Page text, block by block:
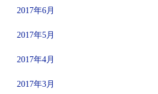
2017年6月
2017年5月
2017年4月
2017年3月